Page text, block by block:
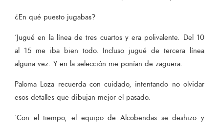
¿En qué puesto jugabas?
‘Jugué en la línea de tres cuartos y era polivalente. Del 10
al 15 me iba bien todo. Incluso jugué de tercera línea
alguna vez. Y en la selección me ponían de zaguera.
Paloma Loza recuerda con cuidado, intentando no olvidar
esos detalles que dibujan mejor el pasado.
‘Con el tiempo, el equipo de Alcobendas se deshizo y